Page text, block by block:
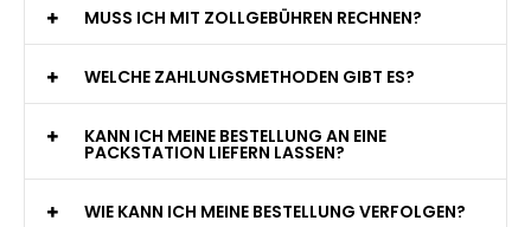
MUSS ICH MIT ZOLLGEBÜHREN RECHNEN?
WELCHE ZAHLUNGSMETHODEN GIBT ES?
KANN ICH MEINE BESTELLUNG AN EINE
PACKSTATION LIEFERN LASSEN?
WIE KANN ICH MEINE BESTELLUNG VERFOLGEN?